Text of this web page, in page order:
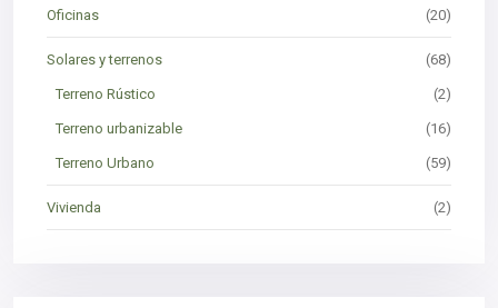
Oficinas (20)
Solares y terrenos (68)
Terreno Rústico (2)
Terreno urbanizable (16)
Terreno Urbano (59)
Vivienda (2)